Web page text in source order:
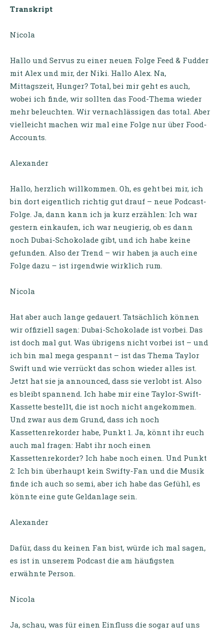
Transkript
Nicola
Hallo und Servus zu einer neuen Folge Feed & Fudder
mit Alex und mir, der Niki. Hallo Alex. Na,
Mittagszeit, Hunger? Total, bei mir geht es auch,
wobei ich finde, wir sollten das Food-Thema wieder
mehr beleuchten. Wir vernachlässigen das total. Aber
vielleicht machen wir mal eine Folge nur über Food-
Accounts.
Alexander
Hallo, herzlich willkommen. Oh, es geht bei mir, ich
bin dort eigentlich richtig gut drauf – neue Podcast-
Folge. Ja, dann kann ich ja kurz erzählen: Ich war
gestern einkaufen, ich war neugierig, ob es dann
noch Dubai-Schokolade gibt, und ich habe keine
gefunden. Also der Trend – wir haben ja auch eine
Folge dazu – ist irgendwie wirklich rum.
Nicola
Hat aber auch lange gedauert. Tatsächlich können
wir offiziell sagen: Dubai-Schokolade ist vorbei. Das
ist doch mal gut. Was übrigens nicht vorbei ist – und
ich bin mal mega gespannt – ist das Thema Taylor
Swift und wie verrückt das schon wieder alles ist.
Jetzt hat sie ja announced, dass sie verlobt ist. Also
es bleibt spannend. Ich habe mir eine Taylor-Swift-
Kassette bestellt, die ist noch nicht angekommen.
Und zwar aus dem Grund, dass ich noch
Kassettenrekorder habe, Punkt 1. Ja, könnt ihr euch
auch mal fragen: Habt ihr noch einen
Kassettenrekorder? Ich habe noch einen. Und Punkt
2: Ich bin überhaupt kein Swifty-Fan und die Musik
finde ich auch so semi, aber ich habe das Gefühl, es
könnte eine gute Geldanlage sein.
Alexander
Dafür, dass du keinen Fan bist, würde ich mal sagen,
es ist in unserem Podcast die am häufigsten
erwähnte Person.
Nicola
Ja, schau, was für einen Einfluss die sogar auf uns